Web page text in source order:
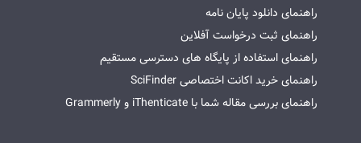
راهنمای دانلود پایان نامه
راهنمای ثبت درخواست آفلاین
راهنمای استفاده از پایگاه های دسترسی مستقیم
راهنمای خرید اکانت اختصاصی SciFinder
راهنمای بررسی مقاله شما با iThenticate و Grammerly